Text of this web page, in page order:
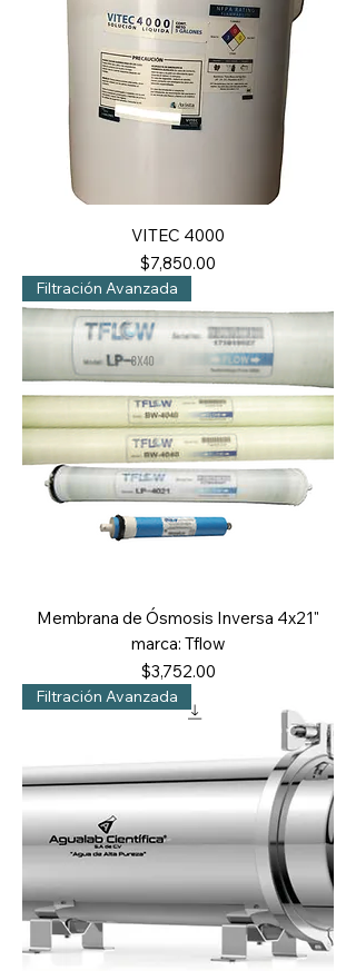
VITEC 4000
Precio
$7,850.00
Filtración Avanzada
Membrana de Ósmosis Inversa 4x21"
marca: Tflow
Precio
$3,752.00
Filtración Avanzada